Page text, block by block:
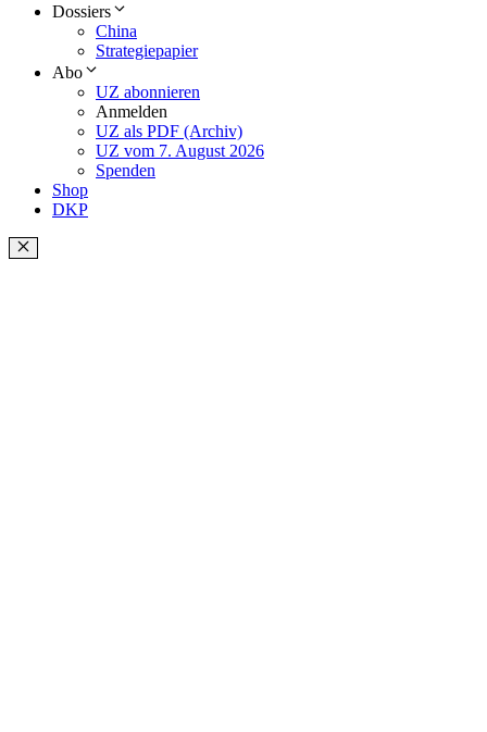
Dossiers
China
Strategiepapier
Abo
UZ abonnieren
Anmelden
UZ als PDF (Archiv)
UZ vom 7. August 2026
Spenden
Shop
DKP
Schließen